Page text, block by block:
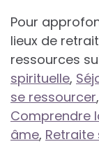
Pour
lieux de
ressources
spirituelle,
se ressourcer,
Comprendre
âme, Retraite